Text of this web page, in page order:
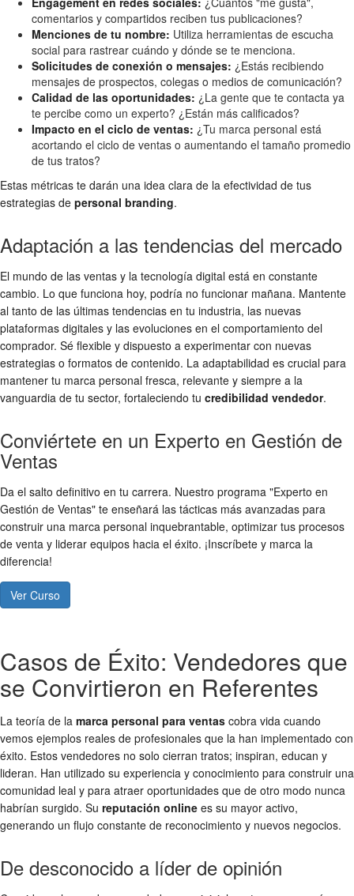
comentarios y compartidos reciben tus publicaciones?
Menciones de tu nombre: Utiliza herramientas de escucha
social para rastrear cuándo y dónde se te menciona.
Solicitudes de conexión o mensajes: ¿Estás recibiendo
mensajes de prospectos, colegas o medios de comunicación?
Calidad de las oportunidades: ¿La gente que te contacta ya
te percibe como un experto? ¿Están más calificados?
Impacto en el ciclo de ventas: ¿Tu marca personal está
acortando el ciclo de ventas o aumentando el tamaño promedio
de tus tratos?
Estas métricas te darán una idea clara de la efectividad de tus
estrategias de personal branding.
Adaptación a las tendencias del mercado
El mundo de las ventas y la tecnología digital está en constante
cambio. Lo que funciona hoy, podría no funcionar mañana. Mantente
al tanto de las últimas tendencias en tu industria, las nuevas
plataformas digitales y las evoluciones en el comportamiento del
comprador. Sé flexible y dispuesto a experimentar con nuevas
estrategias o formatos de contenido. La adaptabilidad es crucial para
mantener tu marca personal fresca, relevante y siempre a la
vanguardia de tu sector, fortaleciendo tu credibilidad vendedor.
Conviértete en un Experto en Gestión de
Ventas
Da el salto definitivo en tu carrera. Nuestro programa "Experto en
Gestión de Ventas" te enseñará las tácticas más avanzadas para
construir una marca personal inquebrantable, optimizar tus procesos
de venta y liderar equipos hacia el éxito. ¡Inscríbete y marca la
diferencia!
Ver Curso
Casos de Éxito: Vendedores que
se Convirtieron en Referentes
La teoría de la marca personal para ventas cobra vida cuando
vemos ejemplos reales de profesionales que la han implementado con
éxito. Estos vendedores no solo cierran tratos; inspiran, educan y
lideran. Han utilizado su experiencia y conocimiento para construir una
comunidad leal y para atraer oportunidades que de otro modo nunca
habrían surgido. Su reputación online es su mayor activo,
generando un flujo constante de reconocimiento y nuevos negocios.
De desconocido a líder de opinión